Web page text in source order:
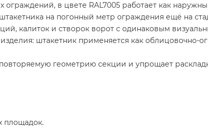
в цвете RAL7005 работает как
на погонный метр ограждения ещё на
калиток и створок ворот с одинаковым
штакетник применяется как
геометрию секции и упрощает
площадок.